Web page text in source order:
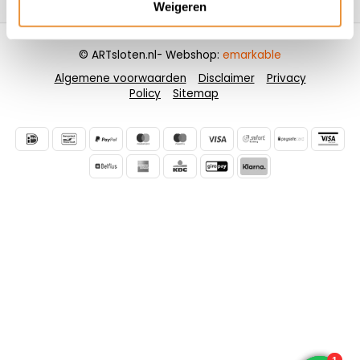
Weigeren
Algemene voorwaarden Disclaimer
Privacy
Policy
Sitemap
© ARTsloten.nl- Webshop: emarkable